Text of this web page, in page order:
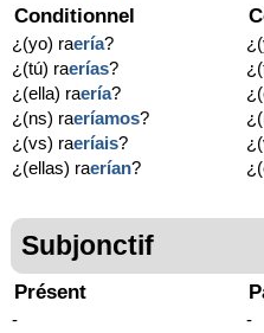
Conditionnel
¿(yo) raería?
¿(tú) raerías?
¿(ella) raería?
¿(ns) raeríamos?
¿(vs) raeríais?
¿(ellas) raerían?
Subjonctif
Présent
-
-